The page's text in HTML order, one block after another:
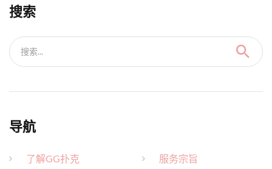
搜索
搜索...
导航
了解GG扑克
服务宗旨